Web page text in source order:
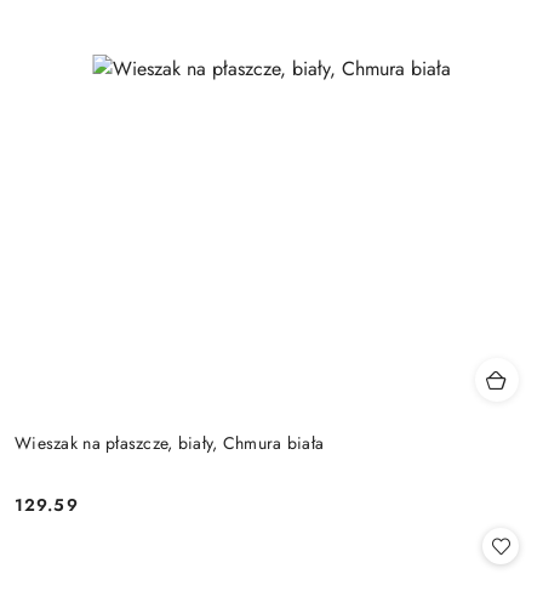
Wieszak na płaszcze, biały, Chmura biała
Cena:
129.59